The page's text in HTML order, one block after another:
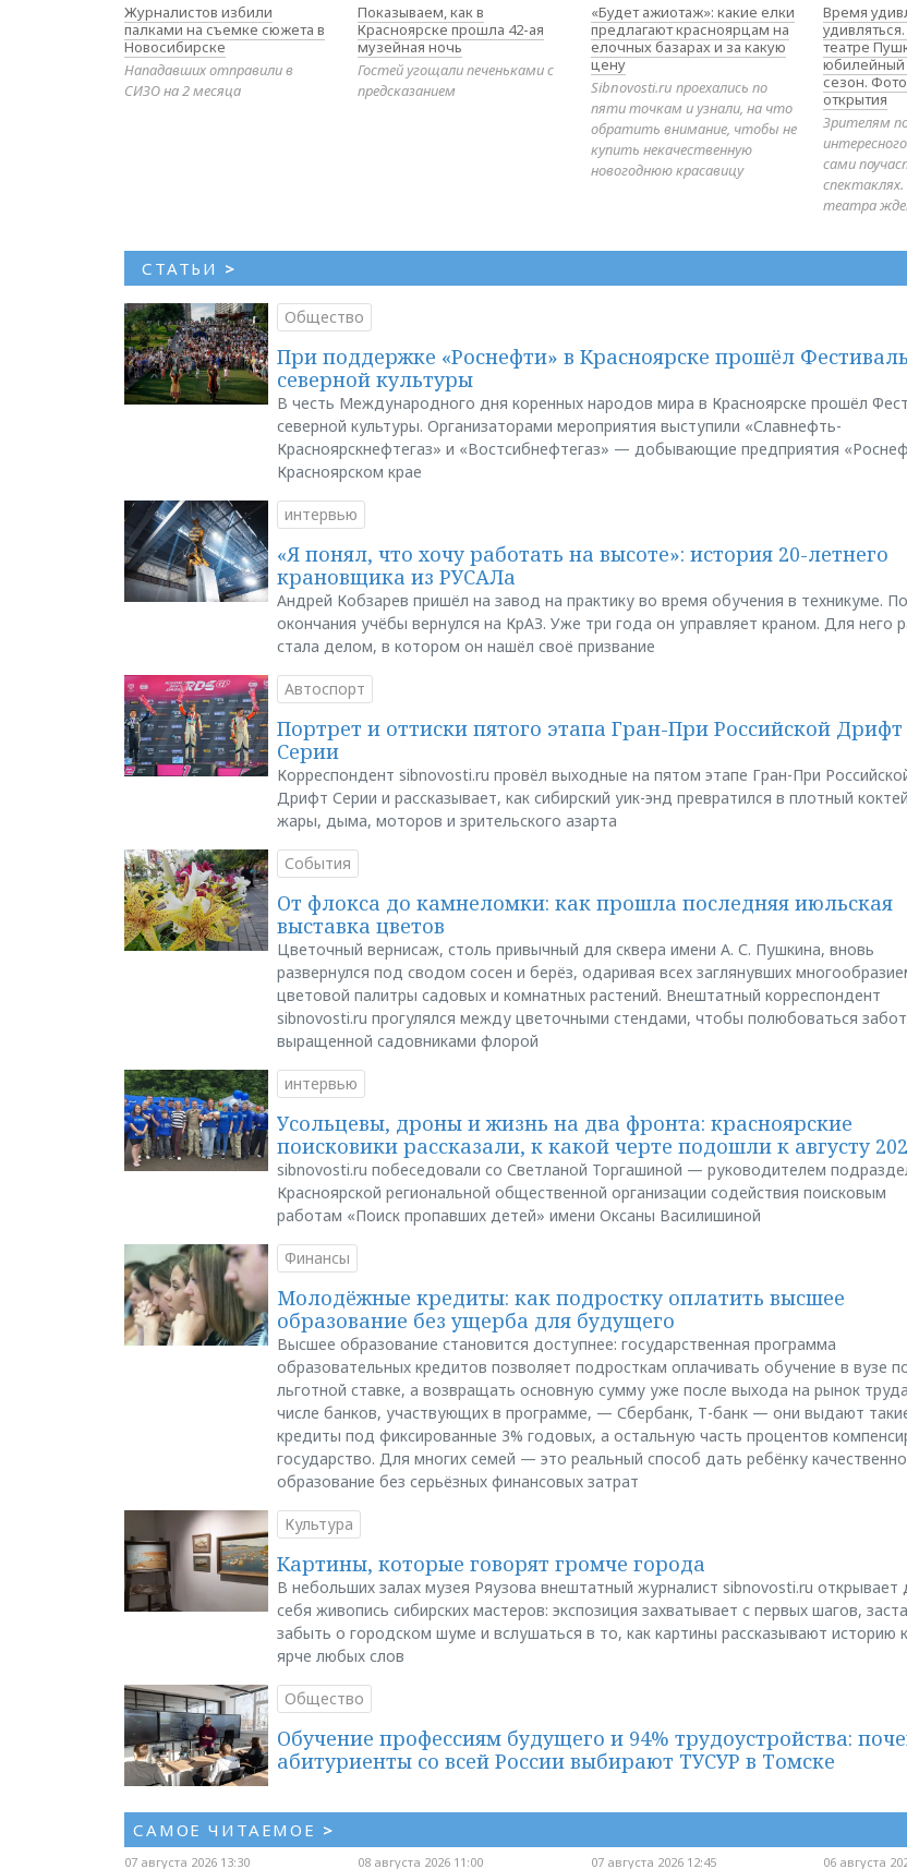
Журналистов избили
палками на съемке сюжета в
Новосибирске
Нападавших отправили в
СИЗО на 2 месяца
Показываем, как в
Красноярске прошла 42-ая
музейная ночь
Гостей угощали печеньками с
предсказанием
«Будет ажиотаж»: какие елки
предлагают красноярцам на
елочных базарах и за какую
цену
Sibnovosti.ru проехались по
пяти точкам и узнали, на что
обратить внимание, чтобы не
купить некачественную
новогоднюю красавицу
Время
театре
юбилейный
сезон.
открытия
Зрителям
сами
театра
СТАТЬИ >
Общество
При поддержке «Роснефти» в Красноярске прошёл Фестиваль
северной культуры
В честь Международного дня коренных народов мира в Красноярске прошёл
северной культуры. Организаторами мероприятия выступили «Славнефть-
Красноярскнефтегаз» и «Востсибнефтегаз» — добывающие предприятия
Красноярском крае
интервью
«Я понял, что хочу работать на высоте»: история 20-летнего
крановщика из РУСАЛа
Андрей Кобзарев пришёл на завод на практику во время обучения в техникуме.
окончания учёбы вернулся на КрАЗ. Уже три года он управляет краном. Для него
стала делом, в котором он нашёл своё призвание
Автоспорт
Портрет и оттиски пятого этапа Гран-При Российской Дрифт
Серии
Корреспондент sibnovosti.ru провёл выходные на пятом этапе Гран-При
Дрифт Серии и рассказывает, как сибирский уик-энд превратился в плотный
жары, дыма, моторов и зрительского азарта
События
От флокса до камнеломки: как прошла последняя июльская
выставка цветов
Цветочный вернисаж, столь привычный для сквера имени А. С. Пушкина, вновь
развернулся под сводом сосен и берёз, одаривая всех заглянувших
цветовой палитры садовых и комнатных растений. Внештатный корреспондент
sibnovosti.ru прогулялся между цветочными стендами, чтобы полюбоваться
выращенной садовниками флорой
интервью
Усольцевы, дроны и жизнь на два фронта: красноярские
поисковики рассказали, к какой черте подошли к августу
sibnovosti.ru побеседовали со Светланой Торгашиной — руководителем
Красноярской региональной общественной организации содействия поисковым
работам «Поиск пропавших детей» имени Оксаны Василишиной
Финансы
Молодёжные кредиты: как подростку оплатить высшее
образование без ущерба для будущего
Высшее образование становится доступнее: государственная программа
образовательных кредитов позволяет подросткам оплачивать обучение в вузе
льготной ставке, а возвращать основную сумму уже после выхода на рынок
числе банков, участвующих в программе, — Сбербанк, Т-банк — они выдают
кредиты под фиксированные 3% годовых, а остальную часть процентов
государство. Для многих семей — это реальный способ дать ребёнку
образование без серьёзных финансовых затрат
Культура
Картины, которые говорят громче города
В небольших залах музея Ряузова внештатный журналист sibnovosti.ru открывает
себя живопись сибирских мастеров: экспозиция захватывает с первых шагов,
забыть о городском шуме и вслушаться в то, как картины рассказывают историю
ярче любых слов
Общество
Обучение профессиям будущего и 94% трудоустройства:
абитуриенты со всей России выбирают ТУСУР в Томске
САМОЕ ЧИТАЕМОЕ >
07 августа 2026 13:30 08 августа 2026 11:00 07 августа 2026 12:45 06 августа